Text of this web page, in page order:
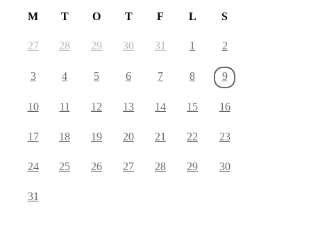
M T O T F L S
27 28 29 30 31 1 2
3 4 5 6 7 8 9
10 11 12 13 14 15 16
17 18 19 20 21 22 23
24 25 26 27 28 29 30
31